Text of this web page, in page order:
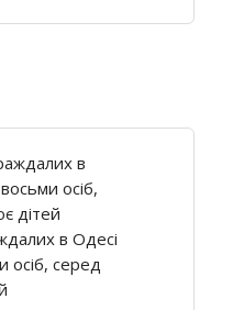
в Одесі
осіб, серед